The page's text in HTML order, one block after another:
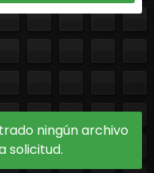
ningún archivo
solicitud.